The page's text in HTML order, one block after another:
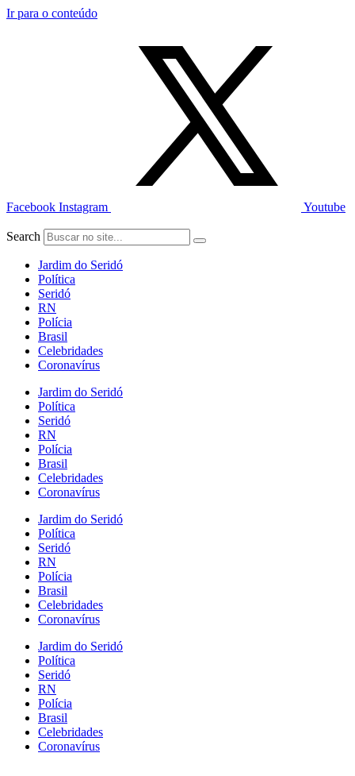
Ir para o conteúdo
Facebook Instagram Youtube
Search
Jardim do Seridó
Política
Seridó
RN
Polícia
Brasil
Celebridades
Coronavírus
Jardim do Seridó
Política
Seridó
RN
Polícia
Brasil
Celebridades
Coronavírus
Jardim do Seridó
Política
Seridó
RN
Polícia
Brasil
Celebridades
Coronavírus
Jardim do Seridó
Política
Seridó
RN
Polícia
Brasil
Celebridades
Coronavírus